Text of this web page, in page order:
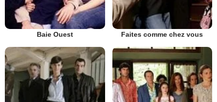
Baie Ouest Faites comme chez vous